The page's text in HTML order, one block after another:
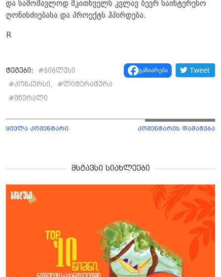
და სამომავლოდ მკითხველს კვლავ ბევრ საინტერესო
ღონისძიებასა და პროექტს ჰპირდება.
R
ტეგები: #ბიბლუსი
#კონკურსი, #ლიტერატურა
#მწერალი
გაზიარება Tweet
ყველა კომენტარი კომენტარის დამატება
მსგავსი სიახლეები